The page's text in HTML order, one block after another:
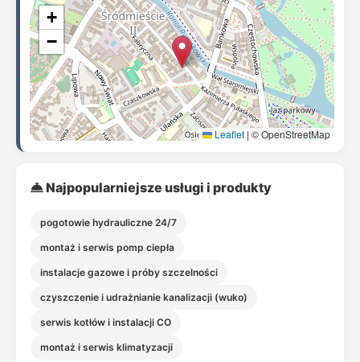
+
−
Leaflet | © OpenStreetMap
Najpopularniejsze usługi i produkty
pogotowie hydrauliczne 24/7
montaż i serwis pomp ciepła
instalacje gazowe i próby szczelności
czyszczenie i udrażnianie kanalizacji (wuko)
serwis kotłów i instalacji CO
montaż i serwis klimatyzacji